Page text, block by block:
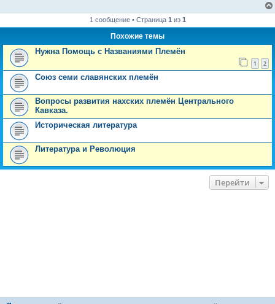
1 сообщение • Страница 1 из 1
Похожие темы
Нужна Помощь с Названиями Племён
1 2
Союз семи славянских племён
Вопросы развития нахских племён Центрального
Кавказа.
Историческая литература
Литература и Революция
Перейти